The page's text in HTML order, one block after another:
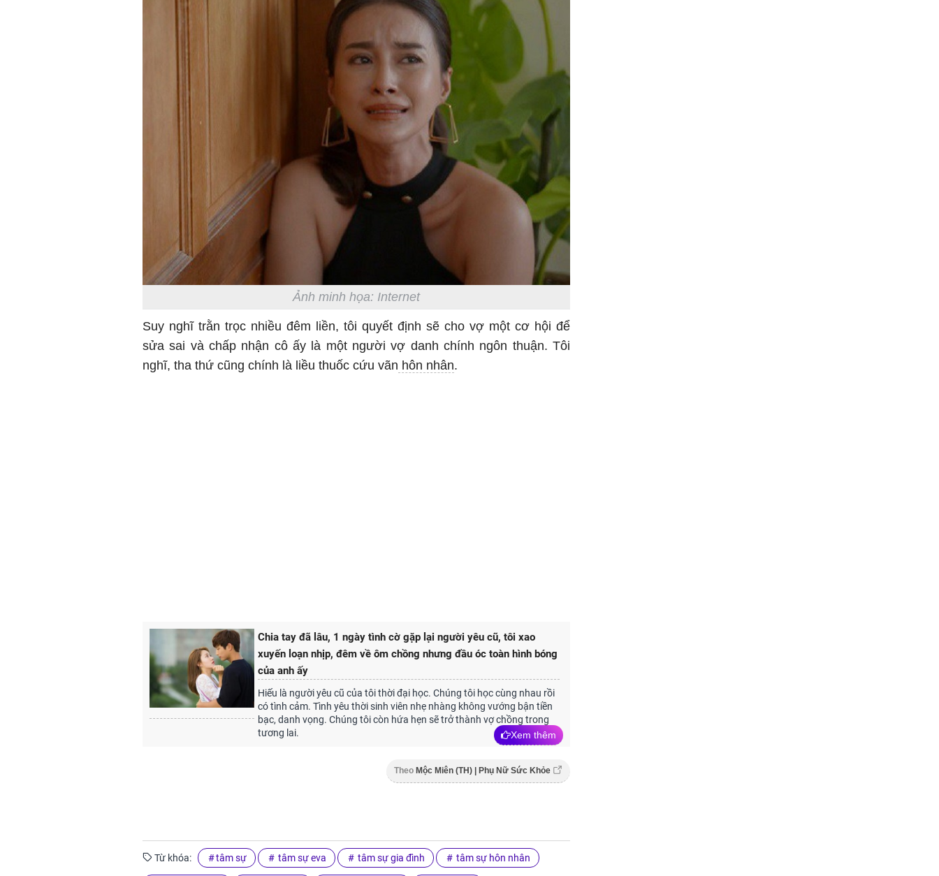
Ảnh minh họa: Internet
Suy nghĩ trằn trọc nhiều đêm liền, tôi quyết định sẽ cho vợ một cơ hội để
sửa sai và chấp nhận cô ấy là một người vợ danh chính ngôn thuận. Tôi
nghĩ, tha thứ cũng chính là liều thuốc cứu vãn hôn nhân.
Chia tay đã lâu, 1 ngày tình cờ gặp lại người yêu cũ, tôi xao
xuyến loạn nhịp, đêm về ôm chồng nhưng đầu óc toàn hình bóng
của anh ấy
Hiếu là người yêu cũ của tôi thời đại học. Chúng tôi học cùng nhau rồi
có tình cảm. Tình yêu thời sinh viên nhẹ nhàng không vướng bận tiền
bạc, danh vọng. Chúng tôi còn hứa hẹn sẽ trở thành vợ chồng trong
tương lai.
Xem thêm
Theo Mộc Miên (TH) | Phụ Nữ Sức Khỏe
Từ khóa: tâm sự tâm sự eva tâm sự gia đình tâm sự hôn nhân